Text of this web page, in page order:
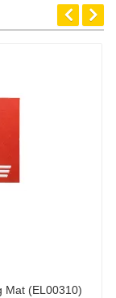
Mat (EL00310)